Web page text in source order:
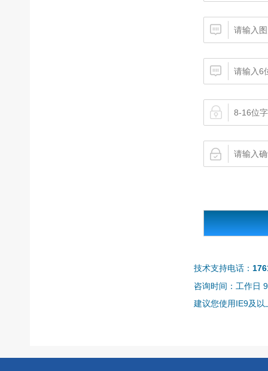
技术支持电话：
咨询时间：工作日
建议您使用IE9及